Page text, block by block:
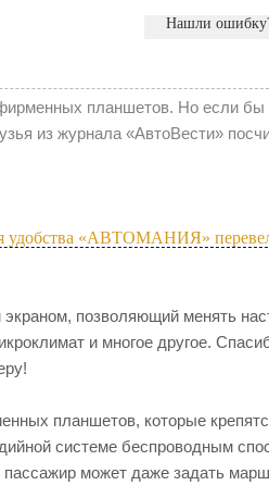
Нашли
планшетов. Но если бы
из журнала «АвтоВести»
удобства «АВТОМАНИЯ»
позволяющий менять
и многое другое.
планшетов, которые
системе беспроводным
может даже задать